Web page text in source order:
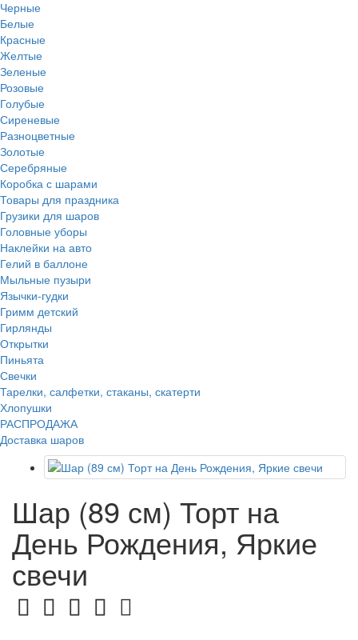
Черные
Белые
Красные
Желтые
Зеленые
Розовые
Голубые
Сиреневые
Разноцветные
Золотые
Серебряные
Коробка с шарами
Товары для праздника
Грузики для шаров
Головные уборы
Наклейки на авто
Гелий в баллоне
Мыльные пузыри
Язычки-гудки
Гримм детский
Гирлянды
Открытки
Пиньята
Свечки
Тарелки, салфетки, стаканы, скатерти
Хлопушки
РАСПРОДАЖА
Доставка шаров
Шар (89 см) Торт на
День Рождения, Яркие
свечи